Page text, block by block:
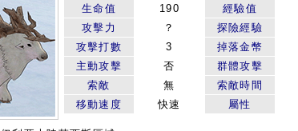
生命值 190 經驗值
攻擊力
？ 探險經驗
攻擊打數
3 掉落金幣
主動攻擊
否 群體攻擊
索敵
無 索敵時間
移動速度
快速 屬性